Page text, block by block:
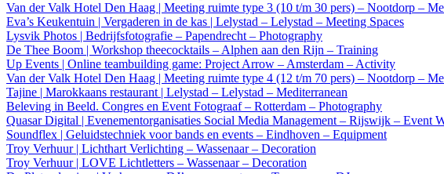
Van der Valk Hotel Den Haag | Meeting ruimte type 3 (10 t/m 30 pers) – Nootdorp –
Eva’s Keukentuin | Vergaderen in de kas | Lelystad – Lelystad – Meeting Spaces
Lysvik Photos | Bedrijfsfotografie – Papendrecht – Photography
De Thee Boom | Workshop theecocktails – Alphen aan den Rijn – Training
Up Events | Online teambuilding game: Project Arrow – Amsterdam – Activity
Van der Valk Hotel Den Haag | Meeting ruimte type 4 (12 t/m 70 pers) – Nootdorp –
Tajine | Marokkaans restaurant | Lelystad – Lelystad – Mediterranean
Beleving in Beeld. Congres en Event Fotograaf – Rotterdam – Photography
Quasar Digital | Evenementorganisaties Social Media Management – Rijswijk – Event
Soundflex | Geluidstechniek voor bands en events – Eindhoven – Equipment
Troy Verhuur | Lichthart Verlichting – Wassenaar – Decoration
Troy Verhuur | LOVE Lichtletters – Wassenaar – Decoration